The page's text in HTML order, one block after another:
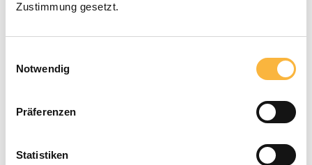
Zustimmung gesetzt.
Notwendig
Präferenzen
Statistiken
Available within the specified delivery
time
Product Quantity: Enter the desired
Add to shopping cart